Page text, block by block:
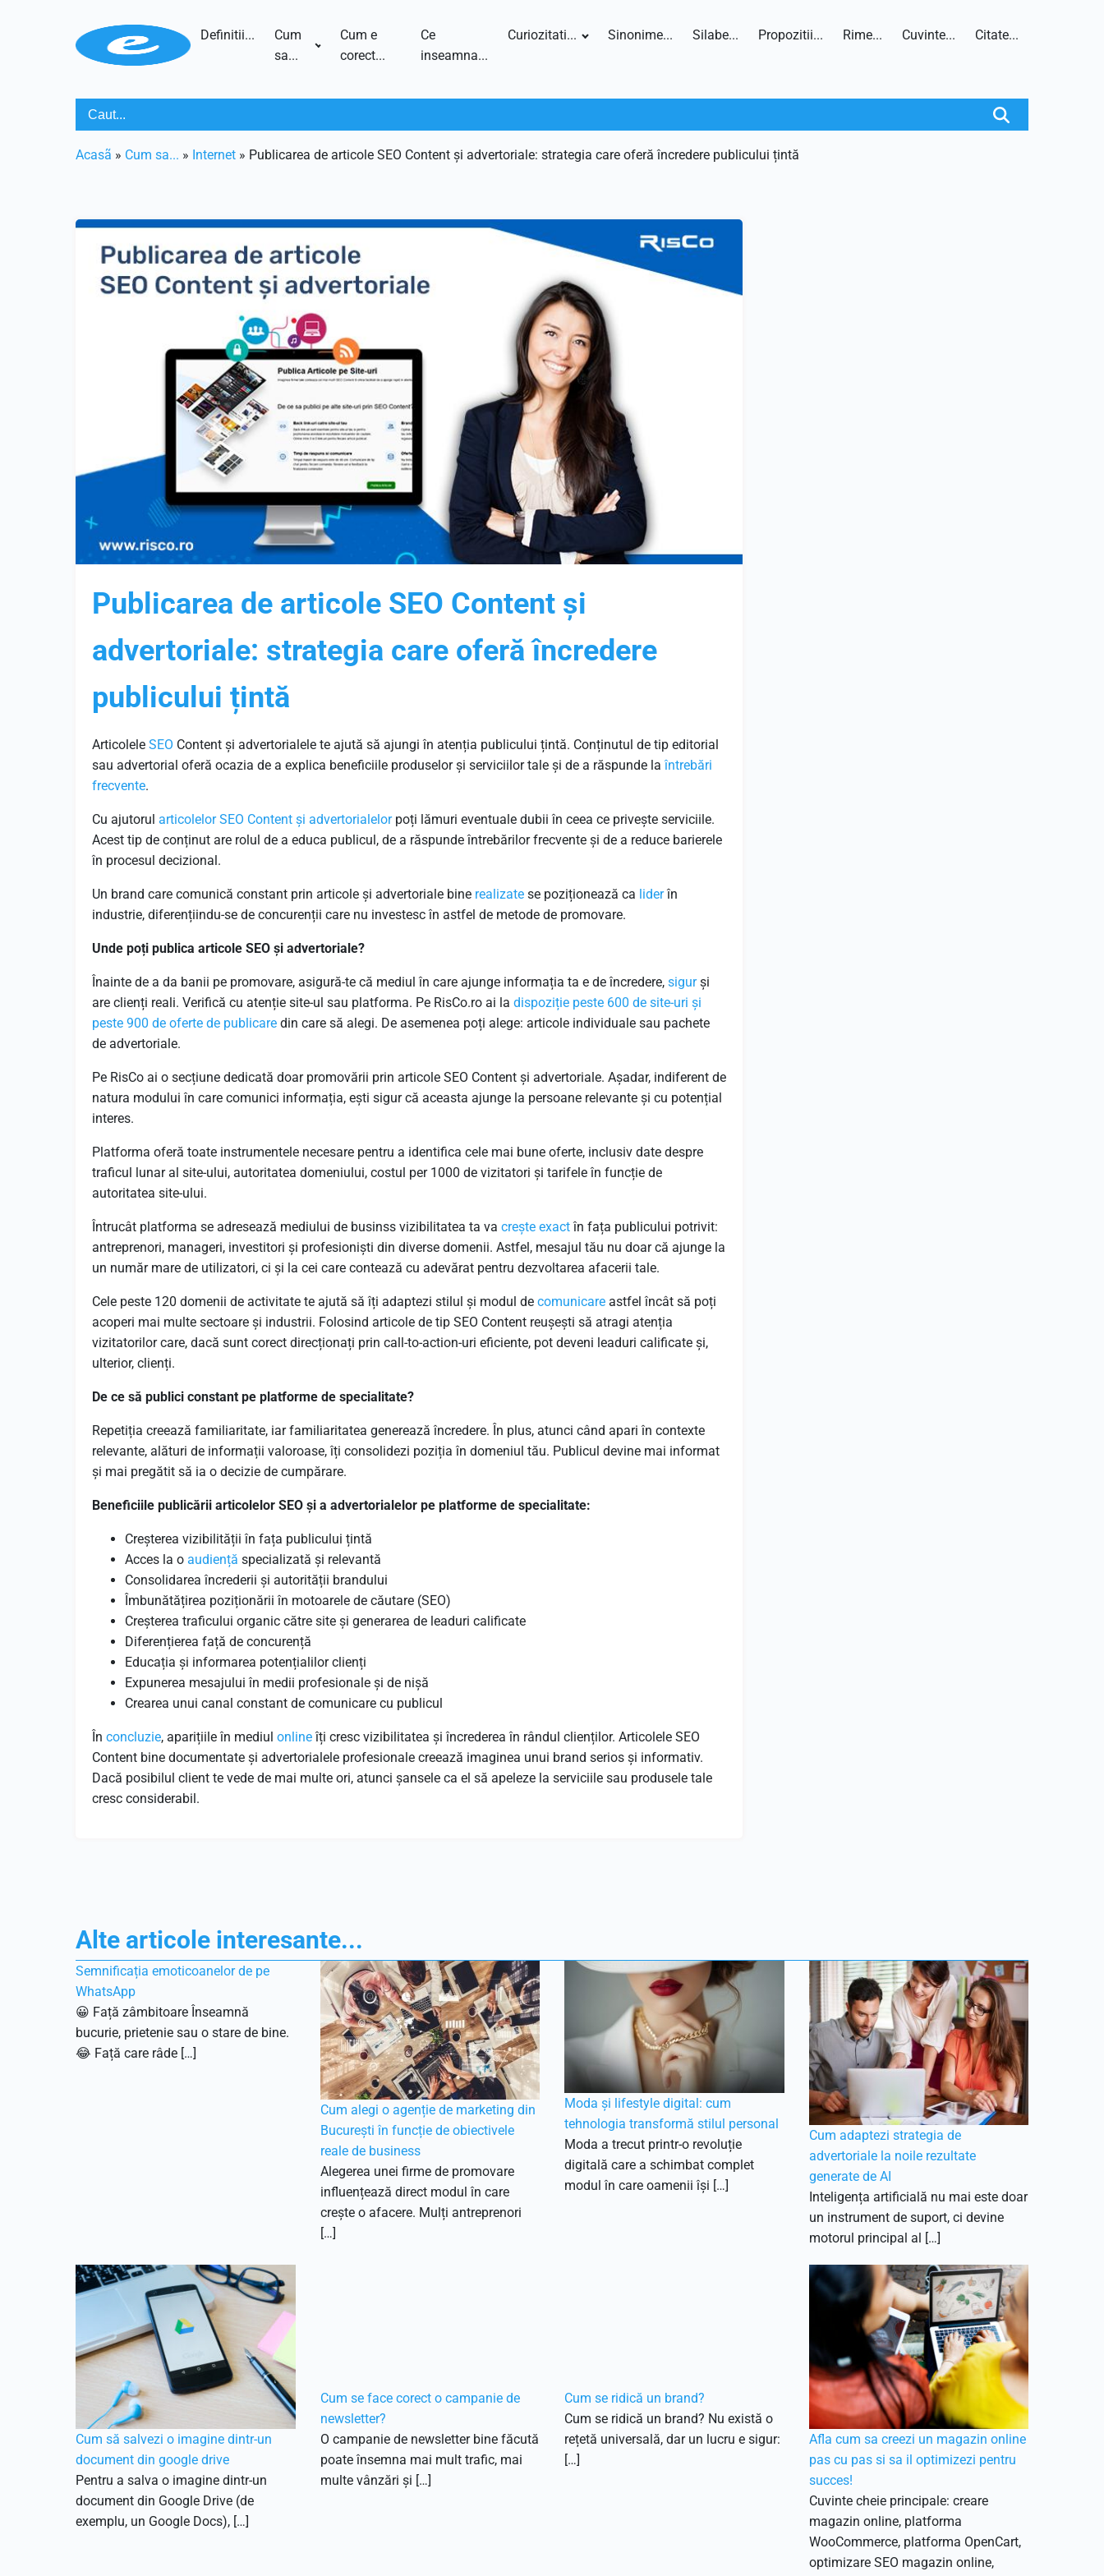
Definitii...
Cum
sa...
Cum e
corect...
Ce
inseamna...
Curiozitati... Sinonime... Silabe... Propozitii... Rime... Cuvinte... Citate...
Acasã » Cum sa... » Internet » Publicarea de articole SEO Content și advertoriale: strategia care oferă încredere publicului țintă
Publicarea de articole SEO Content și
advertoriale: strategia care oferă încredere
publicului țintă
Articolele SEO Content și advertorialele te ajută să ajungi în atenția publicului țintă. Conținutul de tip editorial
sau advertorial oferă ocazia de a explica beneficiile produselor și serviciilor tale și de a răspunde laîntrebări
frecvente.
Cu ajutorul articolelor SEO Content și advertorialelorpoți lămuri eventuale dubii în ceea ce privește serviciile.
Acest tip de conținut are rolul de a educa publicul, de a răspunde întrebărilor frecvente și de a reduce barierele
în procesul decizional.
Un brand care comunică constant prin articole și advertoriale bine realizate se poziționează ca liderîn
industrie, diferențiindu-se de concurenții care nu investesc în astfel de metode de promovare.
Unde poți publica articole SEO și advertoriale?
Înainte de a da banii pe promovare, asigură-te că mediul în care ajunge informația ta e de încredere, sigurși
are clienți reali. Verifică cu atenție site-ul sau platforma. Pe RisCo.ro ai la dispoziție peste 600 de site-uri și
peste 900 de oferte de publicare din care să alegi. De asemenea poți alege: articole individuale sau pachete
de advertoriale.
Pe RisCo ai o secțiune dedicată doar promovării prin articole SEO Content și advertoriale. Așadar, indiferent de
natura modului în care comunici informația, ești sigur că aceasta ajunge la persoane relevante și cu potențial
interes.
Platforma oferă toate instrumentele necesare pentru a identifica cele mai bune oferte, inclusiv date despre
traficul lunar al site-ului, autoritatea domeniului, costul per 1000 de vizitatori și tarifele în funcție de
autoritatea site-ului.
Întrucât platforma se adresează mediului de businss vizibilitatea ta va crește exactîn fața publicului potrivit:
antreprenori, manageri, investitori și profesioniști din diverse domenii. Astfel, mesajul tău nu doar că ajunge la
un număr mare de utilizatori, ci și la cei care contează cu adevărat pentru dezvoltarea afacerii tale.
Cele peste 120 domenii de activitate te ajută să îți adaptezi stilul și modul de comunicare astfel încât să poți
acoperi mai multe sectoare și industrii. Folosind articole de tip SEO Content reușești să atragi atenția
vizitatorilor care, dacă sunt corect direcționați prin call-to-action-uri eficiente, pot deveni leaduri calificate și,
ulterior, clienți.
De ce să publici constant pe platforme de specialitate?
Repetiția creează familiaritate, iar familiaritatea generează încredere. În plus, atunci când apari în contexte
relevante, alături de informații valoroase, îți consolidezi poziția în domeniul tău. Publicul devine mai informat
și mai pregătit să ia o decizie de cumpărare.
Beneficiile publicării articolelor SEO și a advertorialelor pe platforme de specialitate:
Creșterea vizibilității în fața publicului țintă
Acces la o audiență specializată și relevantă
Consolidarea încrederii și autorității brandului
Îmbunătățirea poziționării în motoarele de căutare (SEO)
Creșterea traficului organic către site și generarea de leaduri calificate
Diferențierea față de concurență
Educația și informarea potențialilor clienți
Expunerea mesajului în medii profesionale și de nișă
Crearea unui canal constant de comunicare cu publicul
În concluzie, aparițiile în mediul onlineîți cresc vizibilitatea și încrederea în rândul clienților. Articolele SEO
Content bine documentate și advertorialele profesionale creează imaginea unui brand serios și informativ.
Dacă posibilul client te vede de mai multe ori, atunci șansele ca el să apeleze la serviciile sau produsele tale
cresc considerabil.
Alte articole interesante...
Semnificația emoticoanelor de pe
WhatsApp
😀 Față zâmbitoare Înseamnă
bucurie, prietenie sau o stare de bine.
😂 Față care râde […]
Cum alegi o agenție de marketing din
București în funcție de obiectivele
reale de business
Alegerea unei firme de promovare
influențează direct modul în care
crește o afacere. Mulți antreprenori
[…]
Moda și lifestyle digital: cum
tehnologia transformă stilul personal
Moda a trecut printr-o revoluție
digitală care a schimbat complet
modul în care oamenii își […]
Cum adaptezi strategia de
advertoriale la noile rezultate
generate de AI
Inteligența artificială nu mai este doar
un instrument de suport, ci devine
motorul principal al […]
Cum să salvezi o imagine dintr-un
document din google drive
Pentru a salva o imagine dintr-un
document din Google Drive (de
exemplu, un Google Docs), […]
Cum se face corect o campanie de
newsletter?
O campanie de newsletter bine făcută
poate însemna mai mult trafic, mai
multe vânzări și […]
Cum se ridică un brand?
Cum se ridică un brand? Nu există o
rețetă universală, dar un lucru e sigur:
[…]
Afla cum sa creezi un magazin online
pas cu pas si sa il optimizezi pentru
succes!
Cuvinte cheie principale: creare
magazin online, platforma
WooCommerce, platforma OpenCart,
optimizare SEO magazin online,